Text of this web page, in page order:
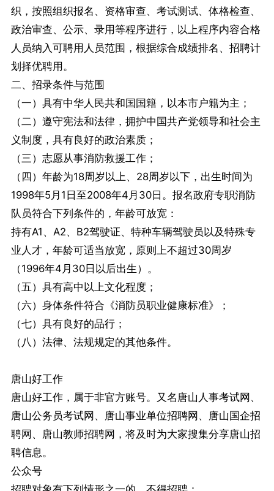
织，按照组织报名、资格审查、考试测试、体格检查、
政治审查、公示、录用等程序进行，以上程序内容合格
人员纳入可聘用人员范围，根据综合成绩排名、招聘计
划择优聘用。
二、招录条件与范围
（一）具有中华人民共和国国籍，以本市户籍为主；
（二）遵守宪法和法律，拥护中国共产党领导和社会主
义制度，具有良好的政治素质；
（三）志愿从事消防救援工作；
（四）年龄为18周岁以上、28周岁以下，出生时间为
1998年5月1日至2008年4月30日。报名政府专职消防
队员符合下列条件的，年龄可放宽：
持有A1、A2、B2驾驶证、特种车辆驾驶员以及特殊专
业人才，年龄可适当放宽，原则上不超过30周岁
（1996年4月30日以后出生）。
（五）具有高中以上文化程度；
（六）身体条件符合《消防员职业健康标准》；
（七）具有良好的品行；
（八）法律、法规规定的其他条件。
唐山好工作
唐山好工作，属于非官方账号。又名唐山人事考试网、
唐山公务员考试网、唐山事业单位招聘网、唐山国企招
聘网、唐山教师招聘网，将及时为大家搜集分享唐山招
聘信息。
公众号